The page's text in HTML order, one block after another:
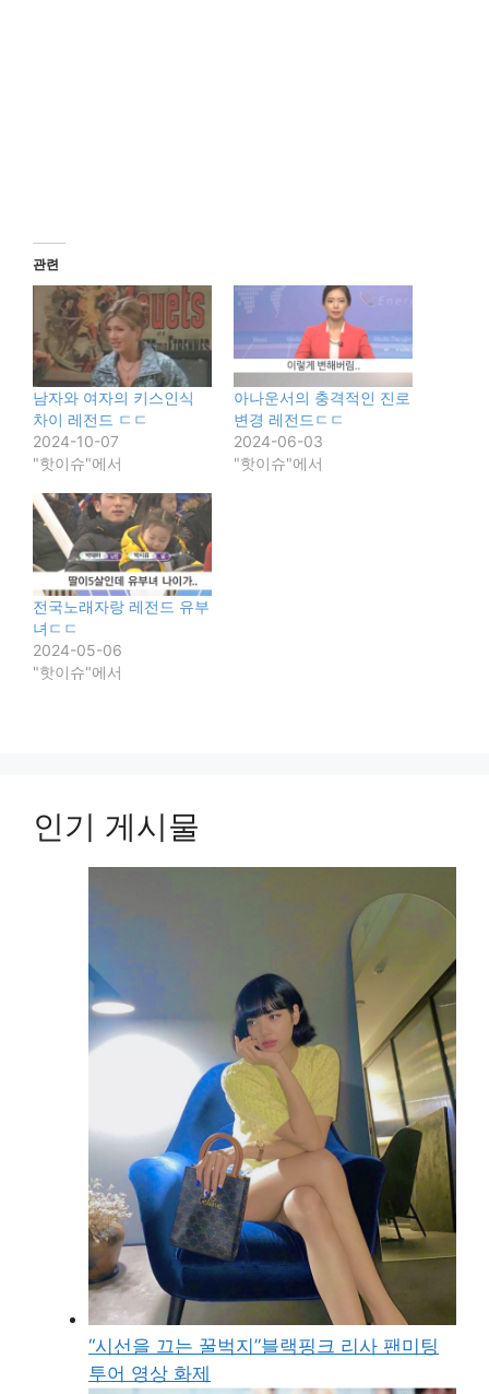
관련
남자와 여자의 키스인식
차이 레전드 ㄷㄷ
2024-10-07
"핫이슈"에서
아나운서의 충격적인 진로
변경 레전드ㄷㄷ
2024-06-03
"핫이슈"에서
전국노래자랑 레전드 유부
녀ㄷㄷ
2024-05-06
"핫이슈"에서
인기 게시물
“시선을 끄는 꿀벅지”블랙핑크 리사 팬미팅
투어 영상 화제